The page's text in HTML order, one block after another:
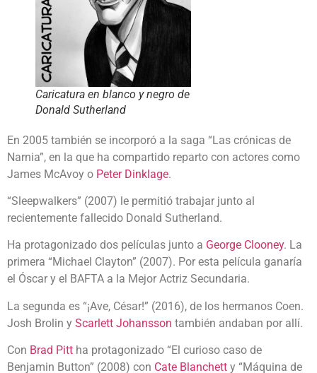
Caricatura en blanco y negro de
Donald Sutherland
En 2005 también se incorporó a la saga “Las crónicas de
Narnia”, en la que ha compartido reparto con actores como
James McAvoy o Peter Dinklage.
“Sleepwalkers” (2007) le permitió trabajar junto al
recientemente fallecido Donald Sutherland.
Ha protagonizado dos películas junto a George Clooney. La
primera “Michael Clayton” (2007). Por esta película ganaría
el Óscar y el BAFTA a la Mejor Actriz Secundaria.
La segunda es “¡Ave, César!” (2016), de los hermanos Coen.
Josh Brolin y Scarlett Johansson también andaban por allí.
Con Brad Pitt ha protagonizado “El curioso caso de
Benjamin Button” (2008) con Cate Blanchett y “Máquina de